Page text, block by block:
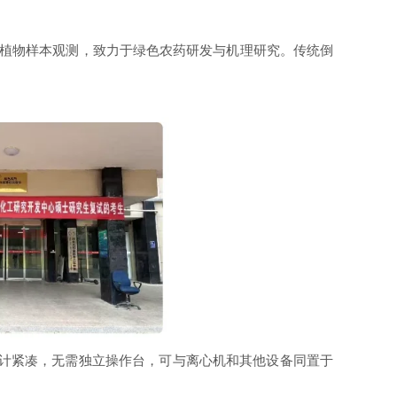
物样本观测，致力于绿色农药研发与机理研究。传统倒
紧凑，无需独立操作台，可与离心机和其他设备同置于